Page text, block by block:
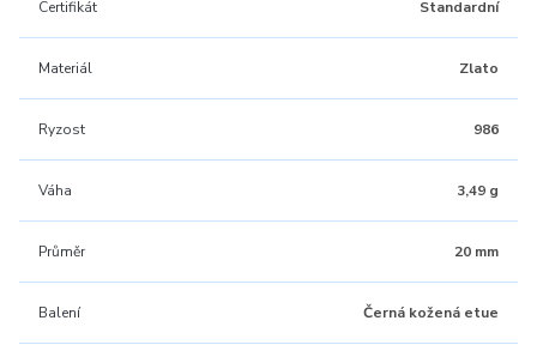
Certifikát Standardní
Materiál Zlato
Ryzost 986
Váha 3,49 g
Průměr 20 mm
Balení Černá kožená etue